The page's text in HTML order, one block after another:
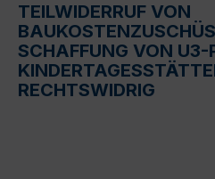
TEILWIDERRUF VON
SCHAFFUNG VON U3-
RECHTSWIDRIG